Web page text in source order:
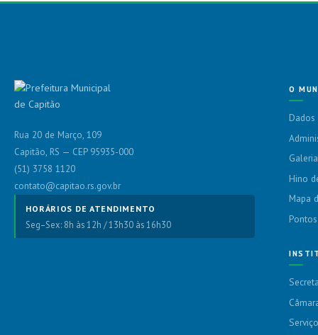
Rua 20 de Março, 109
Capitão, RS — CEP 95935-000
(51) 3758 1120
contato@capitao.rs.gov.br
HORÁRIOS DE ATENDIMENTO
Seg–Sex: 8h às 12h / 13h30 às 16h30
O
Hino
Mapa